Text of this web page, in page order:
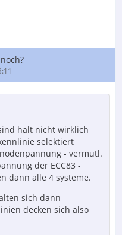
halt nicht wirklich
selektiert
- vermutl.
der ECC83 -
dann alle 4 systeme.
sich dann
decken sich also